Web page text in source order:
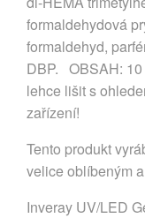
formaldehydová
formaldehyd,
DBP. OBSAH:
lehce lišit s
zařízení!
Tento produkt
velice oblíbeným
Inveray UV/LED